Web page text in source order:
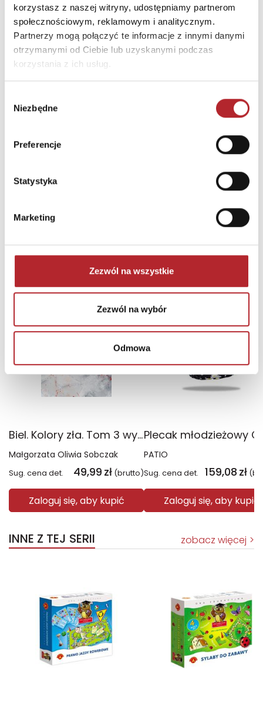
korzystasz z naszej witryny, udostępniamy partnerom
społecznościowym, reklamowym i analitycznym.
Partnerzy mogą połączyć te informacje z innymi danymi
otrzymanymi od Ciebie lub uzyskanymi podczas
korzystania z ich usług.
zgody
Niezbędne
Preferencje
Statystyka
Marketing
Zezwól na wszystkie
Zezwól na wybór
Odmowa
Gra Mölkky w skrzynce
Sug. cena det.
Zaloguj się, aby kupić
NAJCZĘŚCIEJ KUPOWANE zobacz więcej
TOP 100
Biel. Kolory zła. Tom 3 wyd. 2025
Małgorzata Oliwia Sobczak
Sug. cena det. 49,99 zł (brutto)
Zaloguj się, aby kupić
TOP 100
PATIO
Sug. cena det. 159,08 zł
Zaloguj się, aby kupić
INNE Z TEJ SERII zobacz więcej